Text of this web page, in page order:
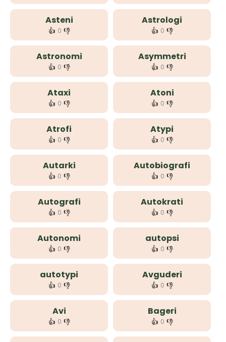
Asteni
👍 0 👎
Astrologi
👍 0 👎
Astronomi
👍 0 👎
Asymmetri
👍 0 👎
Ataxi
👍 0 👎
Atoni
👍 0 👎
Atrofi
👍 0 👎
Atypi
👍 0 👎
Autarki
👍 0 👎
Autobiografi
👍 0 👎
Autografi
👍 0 👎
Autokrati
👍 0 👎
Autonomi
👍 0 👎
autopsi
👍 0 👎
autotypi
👍 0 👎
Avguderi
👍 0 👎
Avi
👍 0 👎
Bageri
👍 0 👎